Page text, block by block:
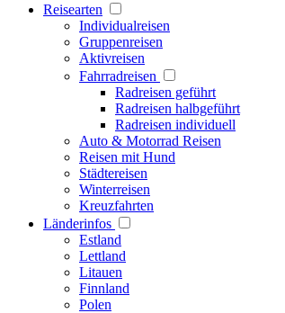
Reisearten
Individualreisen
Gruppenreisen
Aktivreisen
Fahrradreisen
Radreisen geführt
Radreisen halbgeführt
Radreisen individuell
Auto & Motorrad Reisen
Reisen mit Hund
Städtereisen
Winterreisen
Kreuzfahrten
Länderinfos
Estland
Lettland
Litauen
Finnland
Polen